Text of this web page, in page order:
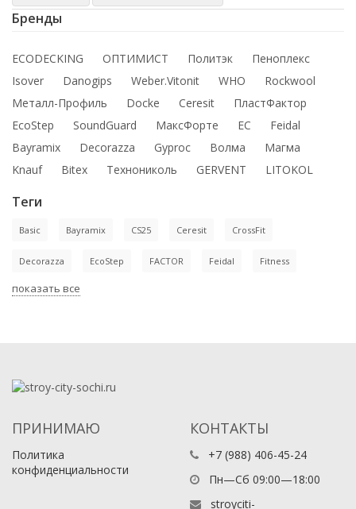
Бренды
ECODECKING ОПТИМИСТ Политэк
Пеноплекс
Isover
Danogips Weber.Vitonit WHO
Rockwool
Металл-Профиль
Docke Ceresit
ПластФактор
EcoStep
SoundGuard МаксФорте ЕС
Feidal
Bayramix
Decorazza Gyproc Волма
Магма
Knauf
Bitex Технониколь GERVENT LITOKOL
Теги
Basic Bayramix CS25 Ceresit CrossFit
Decorazza EcoStep FACTOR Feidal Fitness
показать все
ПРИНИМАЮ
Политика
конфиденциальности
КОНТАКТЫ
+7 (988) 406-45-24
Пн—Сб 09:00—18:00
stroyciti-